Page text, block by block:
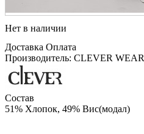
Нет в наличии
Доставка Оплата
Производитель: CLEVER WEAR
Состав
51% Хлопок, 49% Вис(модал)